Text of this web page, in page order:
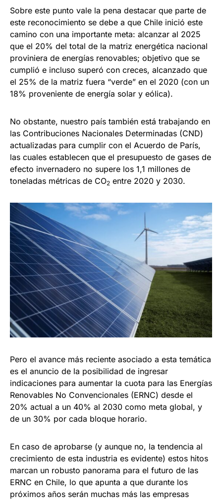
Sobre este punto vale la pena destacar que parte de
este reconocimiento se debe a que Chile inició este
camino con una importante meta: alcanzar al 2025
que el 20% del total de la matriz energética nacional
proviniera de energías renovables; objetivo que se
cumplió e incluso superó con creces, alcanzado que
el 25% de la matriz fuera “verde” en el 2020 (con un
18% proveniente de energía solar y eólica).
No obstante, nuestro país también está trabajando en
las Contribuciones Nacionales Determinadas (CND)
actualizadas para cumplir con el Acuerdo de París,
las cuales establecen que el presupuesto de gases de
efecto invernadero no supere los 1,1 millones de
toneladas métricas de CO2 entre 2020 y 2030.
Pero el avance más reciente asociado a esta temática
es el anuncio de la posibilidad de ingresar
indicaciones para aumentar la cuota para las Energías
Renovables No Convencionales (ERNC) desde el
20% actual a un 40% al 2030 como meta global, y
de un 30% por cada bloque horario.
En caso de aprobarse (y aunque no, la tendencia al
crecimiento de esta industria es evidente) estos hitos
marcan un robusto panorama para el futuro de las
ERNC en Chile, lo que apunta a que durante los
próximos años serán muchas más las empresas